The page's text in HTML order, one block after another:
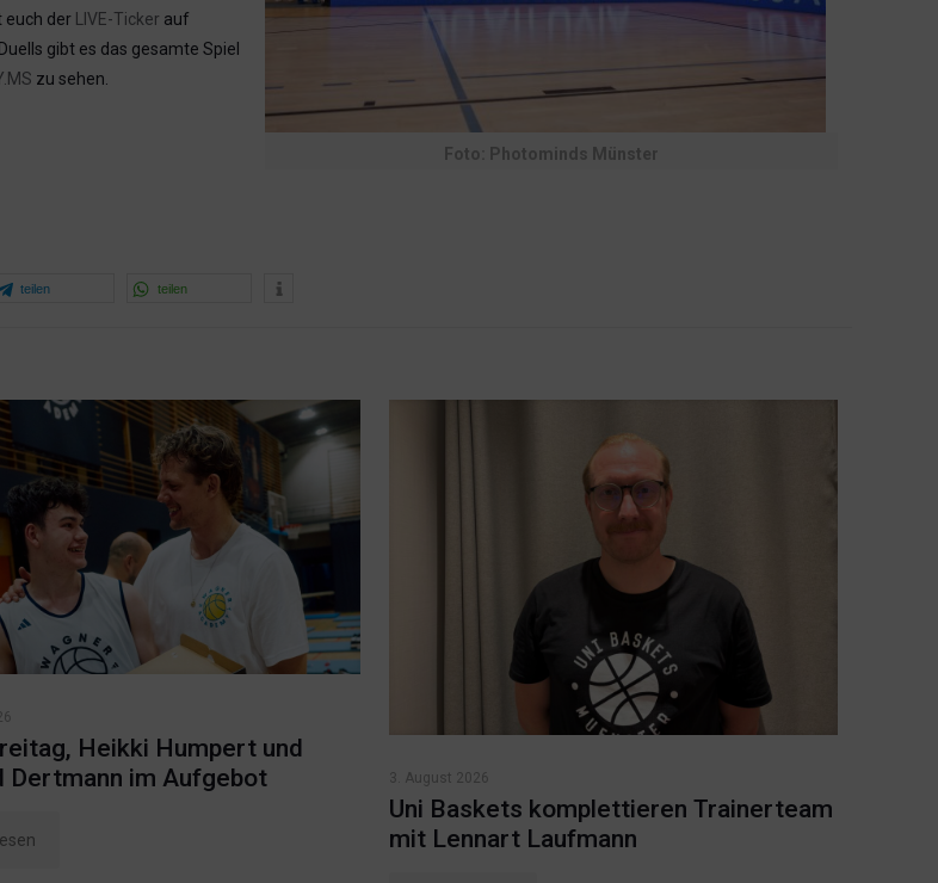
Foto: Photominds Münster
euch der LIVE-Ticker auf
gibt es das gesamte Spiel
zu sehen.
teilen teilen
Heikki Humpert und
Dertmann im Aufgebot
3. August 2026
Uni Baskets komplettieren Trainerteam
mit Lennart Laufmann